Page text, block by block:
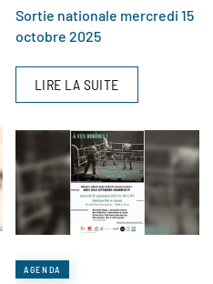
Sortie nationale mercredi 15
octobre 2025
LIRE LA SUITE
AGENDA